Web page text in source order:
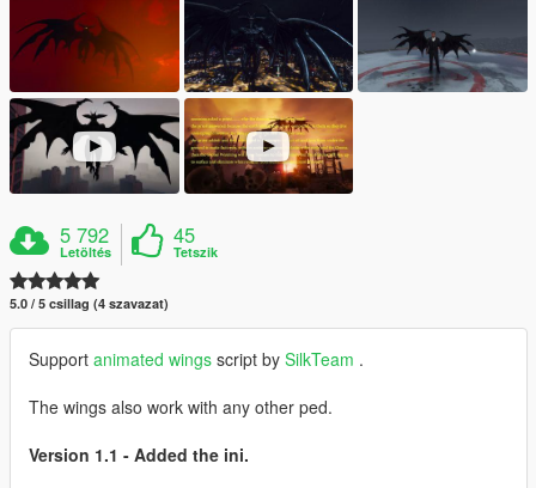
5 792
Letöltés
45
Tetszik
5.0 / 5 csillag (4 szavazat)
Support animated wings script by SilkTeam .
The wings also work with any other ped.
Version 1.1 - Added the ini.